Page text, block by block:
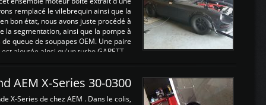
remplacé le vilebrequin ainsi que la
bon état, nous avons juste procédé à
la segmentation, ainsi que la pompe à
queue de soupapes OEM. Une paire
ajoutée ainsi qu'un turbo GARETT ...
AEM X-Series 30-0300
X-Series de chez AEM . Dans le colis,